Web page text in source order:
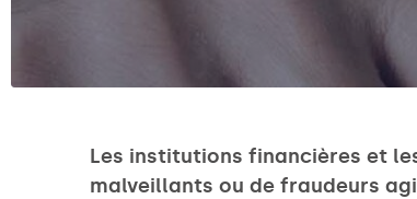
Les institutions financières et
malveillants ou de fraudeurs